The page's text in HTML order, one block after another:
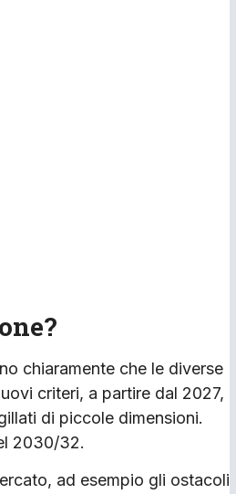
chiaramente che le diverse
criteri, a partire dal 2027,
di piccole dimensioni.
2030/32.
ad esempio gli ostacoli